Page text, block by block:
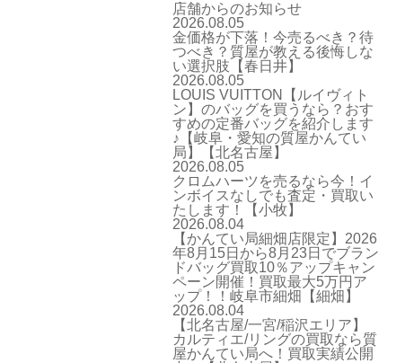
店舗からのお知らせ
2026.08.05
金価格が下落！今売るべき？待
つべき？質屋が教える後悔しな
い選択肢【春日井】
2026.08.05
LOUIS VUITTON【ルイヴィト
ン】のバッグを買うなら？おす
すめの定番バッグを紹介します
♪【岐阜・愛知の質屋かんてい
局】【北名古屋】
2026.08.05
クロムハーツを売るなら今！イ
ンボイスなしでも査定・買取い
たします！【小牧】
2026.08.04
【かんてい局細畑店限定】2026
年8月15日から8月23日でブラン
ドバッグ買取10％アップキャン
ペーン開催！買取最大5万円ア
ップ！！岐阜市細畑【細畑】
2026.08.04
【北名古屋/一宮/稲沢エリア】
カルティエ/リングの買取なら質
屋かんてい局へ！買取実績公開